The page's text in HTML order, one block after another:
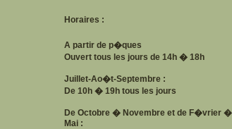
Horaires :
A partir de p�ques
Ouvert tous les jours de 14h � 18h
Juillet-Ao�t-Septembre :
De 10h � 19h tous les jours
De Octobre � Novembre et de F�vrier �
Mai :